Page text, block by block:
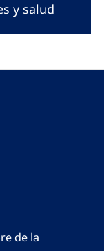
y salud
de la